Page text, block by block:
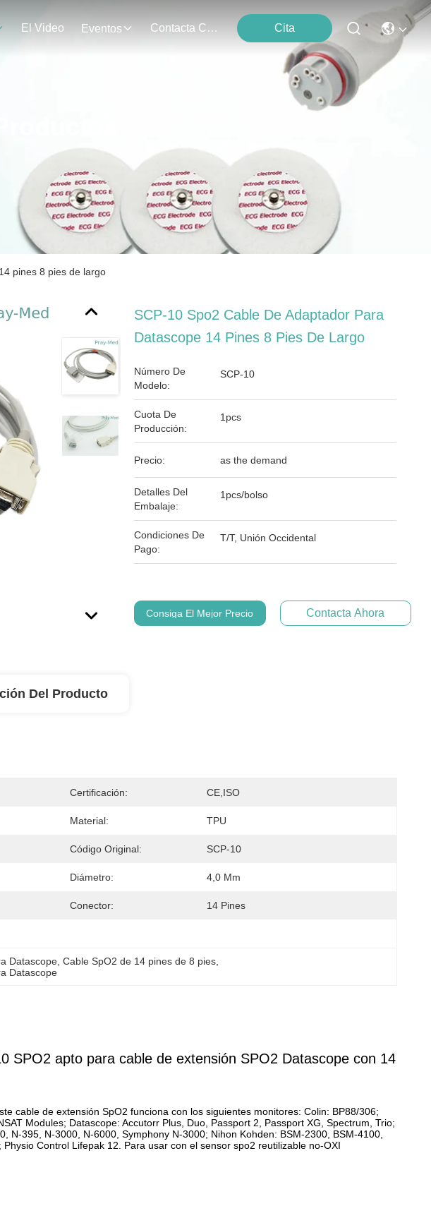
El Video Eventos Contacta Con Nosotros Cita
pines 8 pies de largo
SCP-10 Spo2 Cable De Adaptador Para
Datascope 14 Pines 8 Pies De Largo
Número De
Modelo:
SCP-10
Cuota De
Producción:
1pcs
Precio: as the demand
Detalles Del
Embalaje:
1pcs/bolso
Condiciones De
Pago:
T/T, Unión Occidental
Consiga El Mejor Precio Contacta Ahora
Del Producto
Certificación: CE,ISO
Material: TPU
Código Original: SCP-10
Diámetro: 4,0 Mm
Conector: 14 Pines
Datascope , Cable SpO2 de 14 pines de 8 pies
Datascope
SPO2 apto para cable de extensión SPO2 Datascope con 14
cable de extensión SpO2 funciona con los siguientes monitores: Colin: BP88/306;
Modules; Datascope: Accutorr Plus, Duo, Passport 2, Passport XG, Spectrum, Trio;
N-395, N-3000, N-6000, Symphony N-3000; Nihon Kohden: BSM-2300, BSM-4100,
Control Lifepak 12. Para usar con el sensor spo2 reutilizable no-OXI